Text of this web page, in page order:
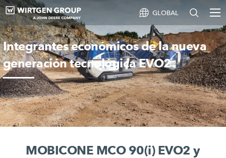
GLOBAL
Integrantes económicos de la nueva
generación tecnológica EVO2
MOBICONE MCO 90(i) EVO2 y